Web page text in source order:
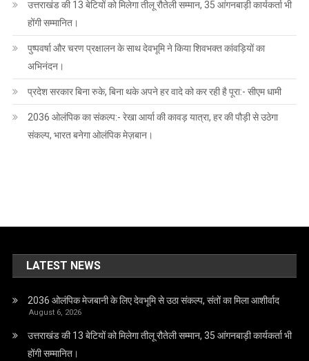
उत्तराखंड की 13 बेटियों को मिलेगा तीलू रौतेली सम्मान, 35 आंगनबाड़ी कार्यकर्ता भी
होंगी सम्मानित।
पुष्पवर्षा और चरण प्रक्षालन के साथ देवभूमि ने किया शिवभक्त कांवड़ियों का
अभिनंदन।
प्रदेश सरकार बिना रुके, बिना थके अपने हर वादे को कर रही है पूरा:- सीएम धामी
2036 ओलंपिक का संकल्प:- रेखा आर्या की कावड़ यात्रा, हर की पौड़ी से उठेगा
संकल्प, भारत बनेगा ओलंपिक मेज़बान।
LATEST NEWS
2036 ओलंपिक मेजबानी के लिए देवभूमि से उठा संकल्प, संतों का मिला आशीर्वाद
August 6, 2026
उत्तराखंड की 13 बेटियों को मिलेगा तीलू रौतेली सम्मान, 35 आंगनबाड़ी कार्यकर्ता भी
होंगी सम्मानित।